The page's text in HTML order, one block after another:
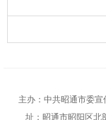
主办：中共昭通市委
址：昭通市昭阳区